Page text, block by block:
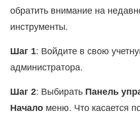
обратить внимание на
инструменты.
Шаг 1: Войдите в свою
администратора.
Шаг 2: Выбирать Панель
Начало меню. Что касается